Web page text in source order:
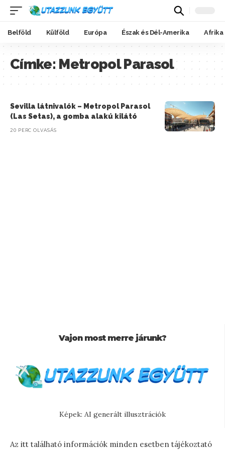
Belföld Külföld Európa Észak és Dél-Amerika Afrika
Címke:Metropol Parasol
Sevilla látnivalók – Metropol Parasol
(Las Setas), a gomba alakú kilátó
20 PERC OLVASÁS
Vajon most merre járunk?
Képek: AI generált illusztrációk
Az itt található információk minden esetben tájékoztató